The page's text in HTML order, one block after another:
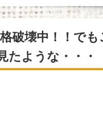
破壊中！！でも
たような・・・